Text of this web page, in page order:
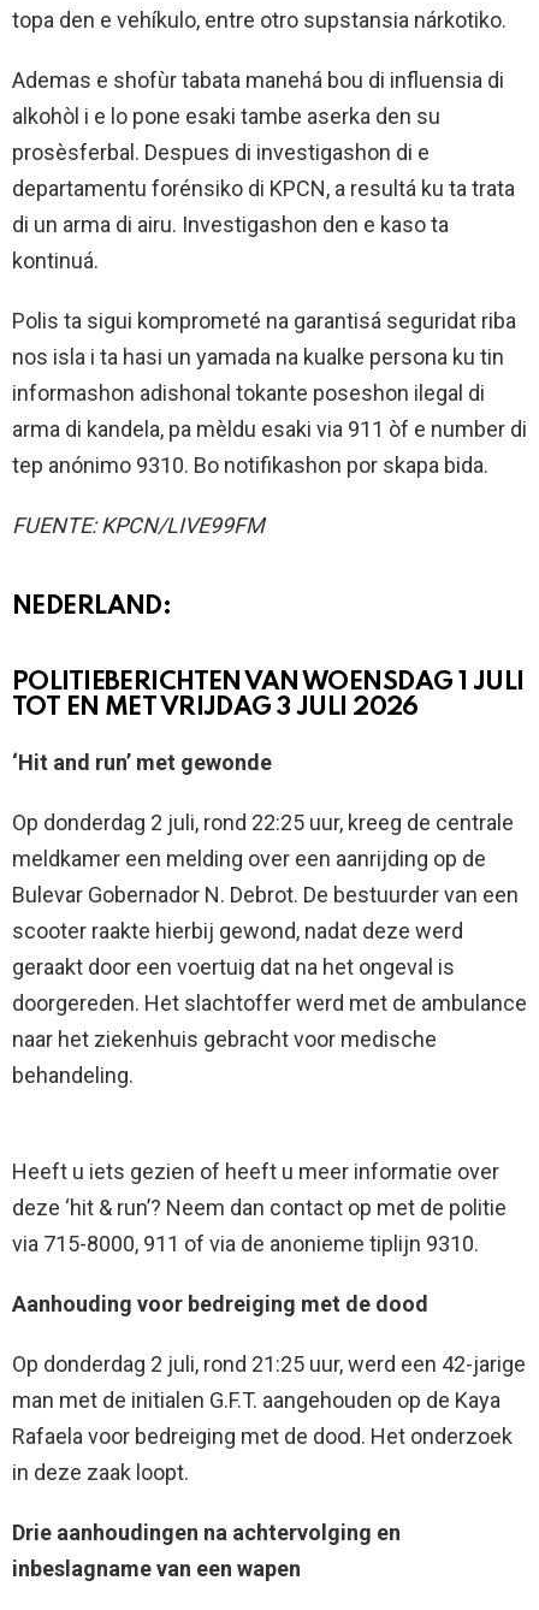
topa den e vehíkulo, entre otro supstansia nárkotiko.
Ademas e shofùr tabata manehá bou di influensia di
alkohòl i e lo pone esaki tambe aserka den su
prosèsferbal. Despues di investigashon di e
departamentu forénsiko di KPCN, a resultá ku ta trata
di un arma di airu. Investigashon den e kaso ta
kontinuá.
Polis ta sigui komprometé na garantisá seguridat riba
nos isla i ta hasi un yamada na kualke persona ku tin
informashon adishonal tokante poseshon ilegal di
arma di kandela, pa mèldu esaki via 911 òf e number di
tep anónimo 9310. Bo notifikashon por skapa bida.
FUENTE: KPCN/LIVE99FM
NEDERLAND:
POLITIEBERICHTEN VAN WOENSDAG 1 JULI
TOT EN MET VRIJDAG 3 JULI 2026
‘Hit and run’ met gewonde
Op donderdag 2 juli, rond 22:25 uur, kreeg de centrale
meldkamer een melding over een aanrijding op de
Bulevar Gobernador N. Debrot. De bestuurder van een
scooter raakte hierbij gewond, nadat deze werd
geraakt door een voertuig dat na het ongeval is
doorgereden. Het slachtoffer werd met de ambulance
naar het ziekenhuis gebracht voor medische
behandeling.
Heeft u iets gezien of heeft u meer informatie over
deze ‘hit & run’? Neem dan contact op met de politie
via 715-8000, 911 of via de anonieme tiplijn 9310.
Aanhouding voor bedreiging met de dood
Op donderdag 2 juli, rond 21:25 uur, werd een 42-jarige
man met de initialen G.F.T. aangehouden op de Kaya
Rafaela voor bedreiging met de dood. Het onderzoek
in deze zaak loopt.
Drie aanhoudingen na achtervolging en
inbeslagname van een wapen